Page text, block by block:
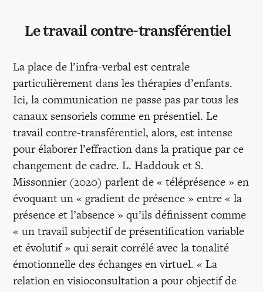
Le travail contre-transférentiel
La place de l’infra-verbal est centrale
particulièrement dans les thérapies d’enfants.
Ici, la communication ne passe pas par tous les
canaux sensoriels comme en présentiel. Le
travail contre-transférentiel, alors, est intense
pour élaborer l’effraction dans la pratique par ce
changement de cadre. L. Haddouk et S.
Missonnier (2020) parlent de « téléprésence » en
évoquant un « gradient de présence » entre « la
présence et l’absence » qu’ils définissent comme
« un travail subjectif de présentification variable
et évolutif » qui serait corrélé avec la tonalité
émotionnelle des échanges en virtuel. « La
relation en visioconsultation a pour objectif de